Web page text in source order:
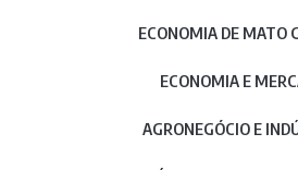
ECONOMIA DE MATO
ECONOMIA E
AGRONEGÓCIO E